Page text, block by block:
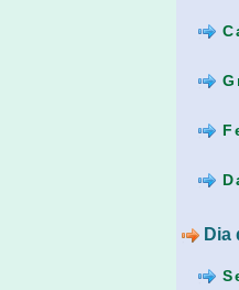
Dia